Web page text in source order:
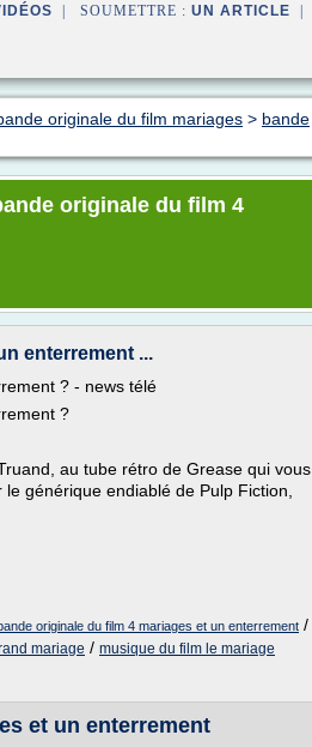
| SOUMETTRE : UN ARTICLE
originale du film mariages > bande
originale du film 4
enterrement ...
? - news télé
?
au tube rétro de Grease qui vous
générique endiablé de Pulp Fiction,
originale du film 4 mariages et un enterrement /
mariage / musique du film le mariage
et un enterrement